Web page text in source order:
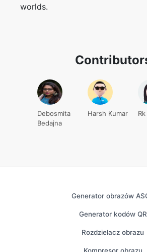
worlds.
Debosmita
Bedajna
Harsh Kumar
Generator obrazów
Generator kodów QR
Rozdzielacz obrazu